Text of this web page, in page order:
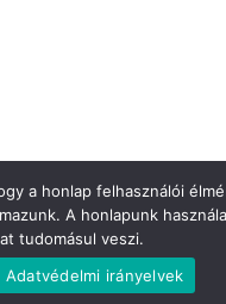
a honlap felhasználói
A honlapunk
tudomásul veszi.
Adatvédelmi irányelvek